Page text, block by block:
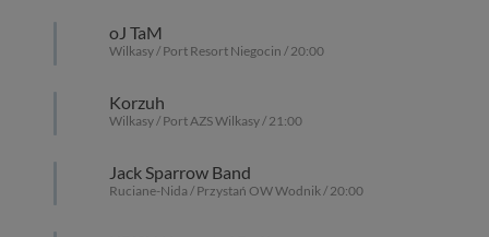
oJ TaM
Wilkasy / Port Resort Niegocin / 20:00
Korzuh
Wilkasy / Port AZS Wilkasy / 21:00
Jack Sparrow Band
Ruciane-Nida / Przystań OW Wodnik / 20:00